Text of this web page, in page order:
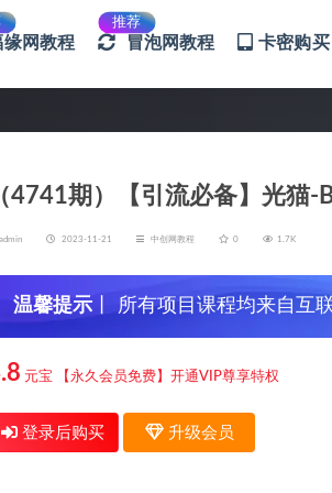
缘网教程
推荐
冒泡网教程 卡密购
4741期）【引流必备】光猫-
admin 2023-11-21 中创网教程 0 1.7K
温馨提示 丨 所有项目课程均来自互
信，谨防上当受骗！
元宝 【永久会员免费】开通VIP尊享特权
登录后购买 升级会员